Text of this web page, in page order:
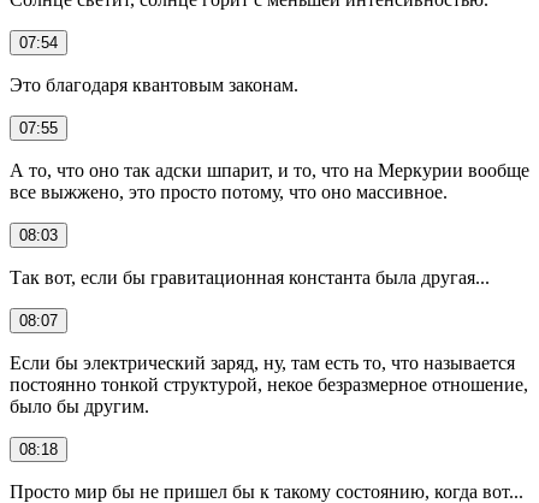
07:54
Это благодаря квантовым законам.
07:55
А то, что оно так адски шпарит, и то, что на Меркурии вообще
все выжжено, это просто потому, что оно массивное.
08:03
Так вот, если бы гравитационная константа была другая...
08:07
Если бы электрический заряд, ну, там есть то, что называется
постоянно тонкой структурой, некое безразмерное отношение,
было бы другим.
08:18
Просто мир бы не пришел бы к такому состоянию, когда вот...